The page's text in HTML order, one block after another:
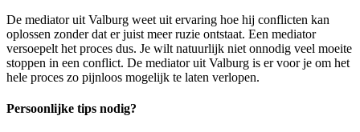
De mediator uit Valburg weet uit ervaring hoe hij conflicten kan
oplossen zonder dat er juist meer ruzie ontstaat. Een mediator
versoepelt het proces dus. Je wilt natuurlijk niet onnodig veel moeite
stoppen in een conflict. De mediator uit Valburg is er voor je om het
hele proces zo pijnloos mogelijk te laten verlopen.
Persoonlijke tips nodig?